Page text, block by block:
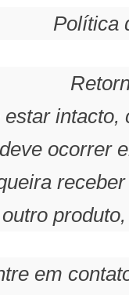
Política
ocorrer
outro
em